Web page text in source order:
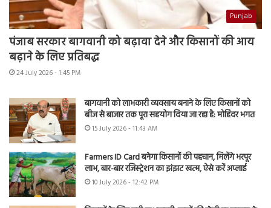
Punjab
पंजाब सरकार बागवानी को बढ़ावा देने और किसानों की आय
बढ़ाने के लिए प्रतिबद्ध
24 July 2026 - 1:45 PM
बागवानी को लाभकारी व्यवसाय बनाने के लिए किसानों को
बीज से बाजार तक पूरा सहयोग दिया जा रहा है: मोहिंदर भगत
15 July 2026 - 11:43 AM
Farmers ID Card बनेगा किसानों की पहचान, मिलेंगे भरपूर
लाभ, बार-बार रजिस्ट्रेशन का झंझट खत्म, ऐसे करें अप्लाई
10 July 2026 - 12:42 PM